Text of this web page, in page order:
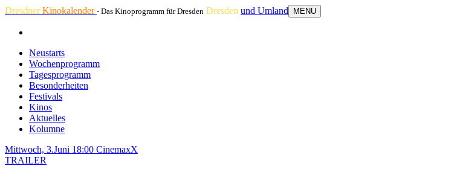
DresdnerKinokalender - Das Kinoprogramm für Dresden Dresden und Umland MENU
Neustarts
Wochenprogramm
Tagesprogramm
Besonderheiten
Festivals
Kinos
Aktuelles
Kolumne
Mittwoch, 3.Juni 18:00 CinemaxX
TRAILER